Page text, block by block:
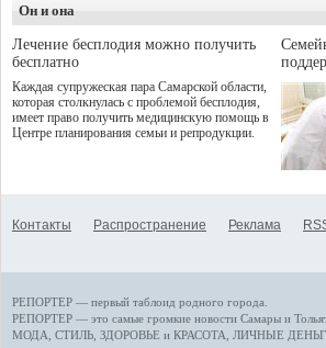
Он и она
Лечение бесплодия можно получить
бесплатно
Каждая супружеская пара Самарской области,
которая столкнулась с проблемой бесплодия,
имеет право получить медицинскую помощь в
Центре планирования семьи и репродукции.
Контакты Распространение Реклама
РЕПОРТЕР — первый таблоид родного города.
РЕПОРТЕР — это самые громкие новости Самары и
МОДА, СТИЛЬ ЗДОРОВЬЕ и КРАСОТА ЛИЧНЫЕ